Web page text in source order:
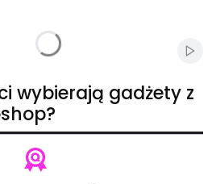
wybierają gadżety z